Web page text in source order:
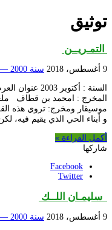
توثيق
التمـريــن
9 أغسطس، 2018 سنة 2000 — سنة 2009
السنة :
المخرج : امحمد بن قطاف
موسيقار ومخرج: تروي هذه
و أبناء الحي الذي يقيم فيه،
أكمل القراءة »
شاركها
Facebook
Twitter
سليمـان اللــك
9 أغسطس، 2018 سنة 2000 — سنة 2009